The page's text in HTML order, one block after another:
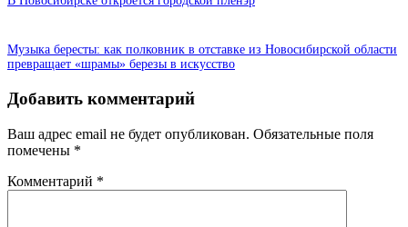
Музыка бересты: как полковник в отставке из Новосибирской области
превращает «шрамы» березы в искусство
Добавить комментарий
Ваш адрес email не будет опубликован. Обязательные поля
помечены *
Комментарий *